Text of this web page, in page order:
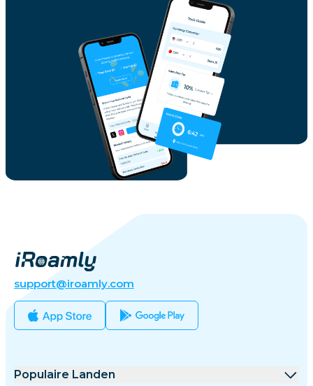
support@iroamly.com
Populaire Landen